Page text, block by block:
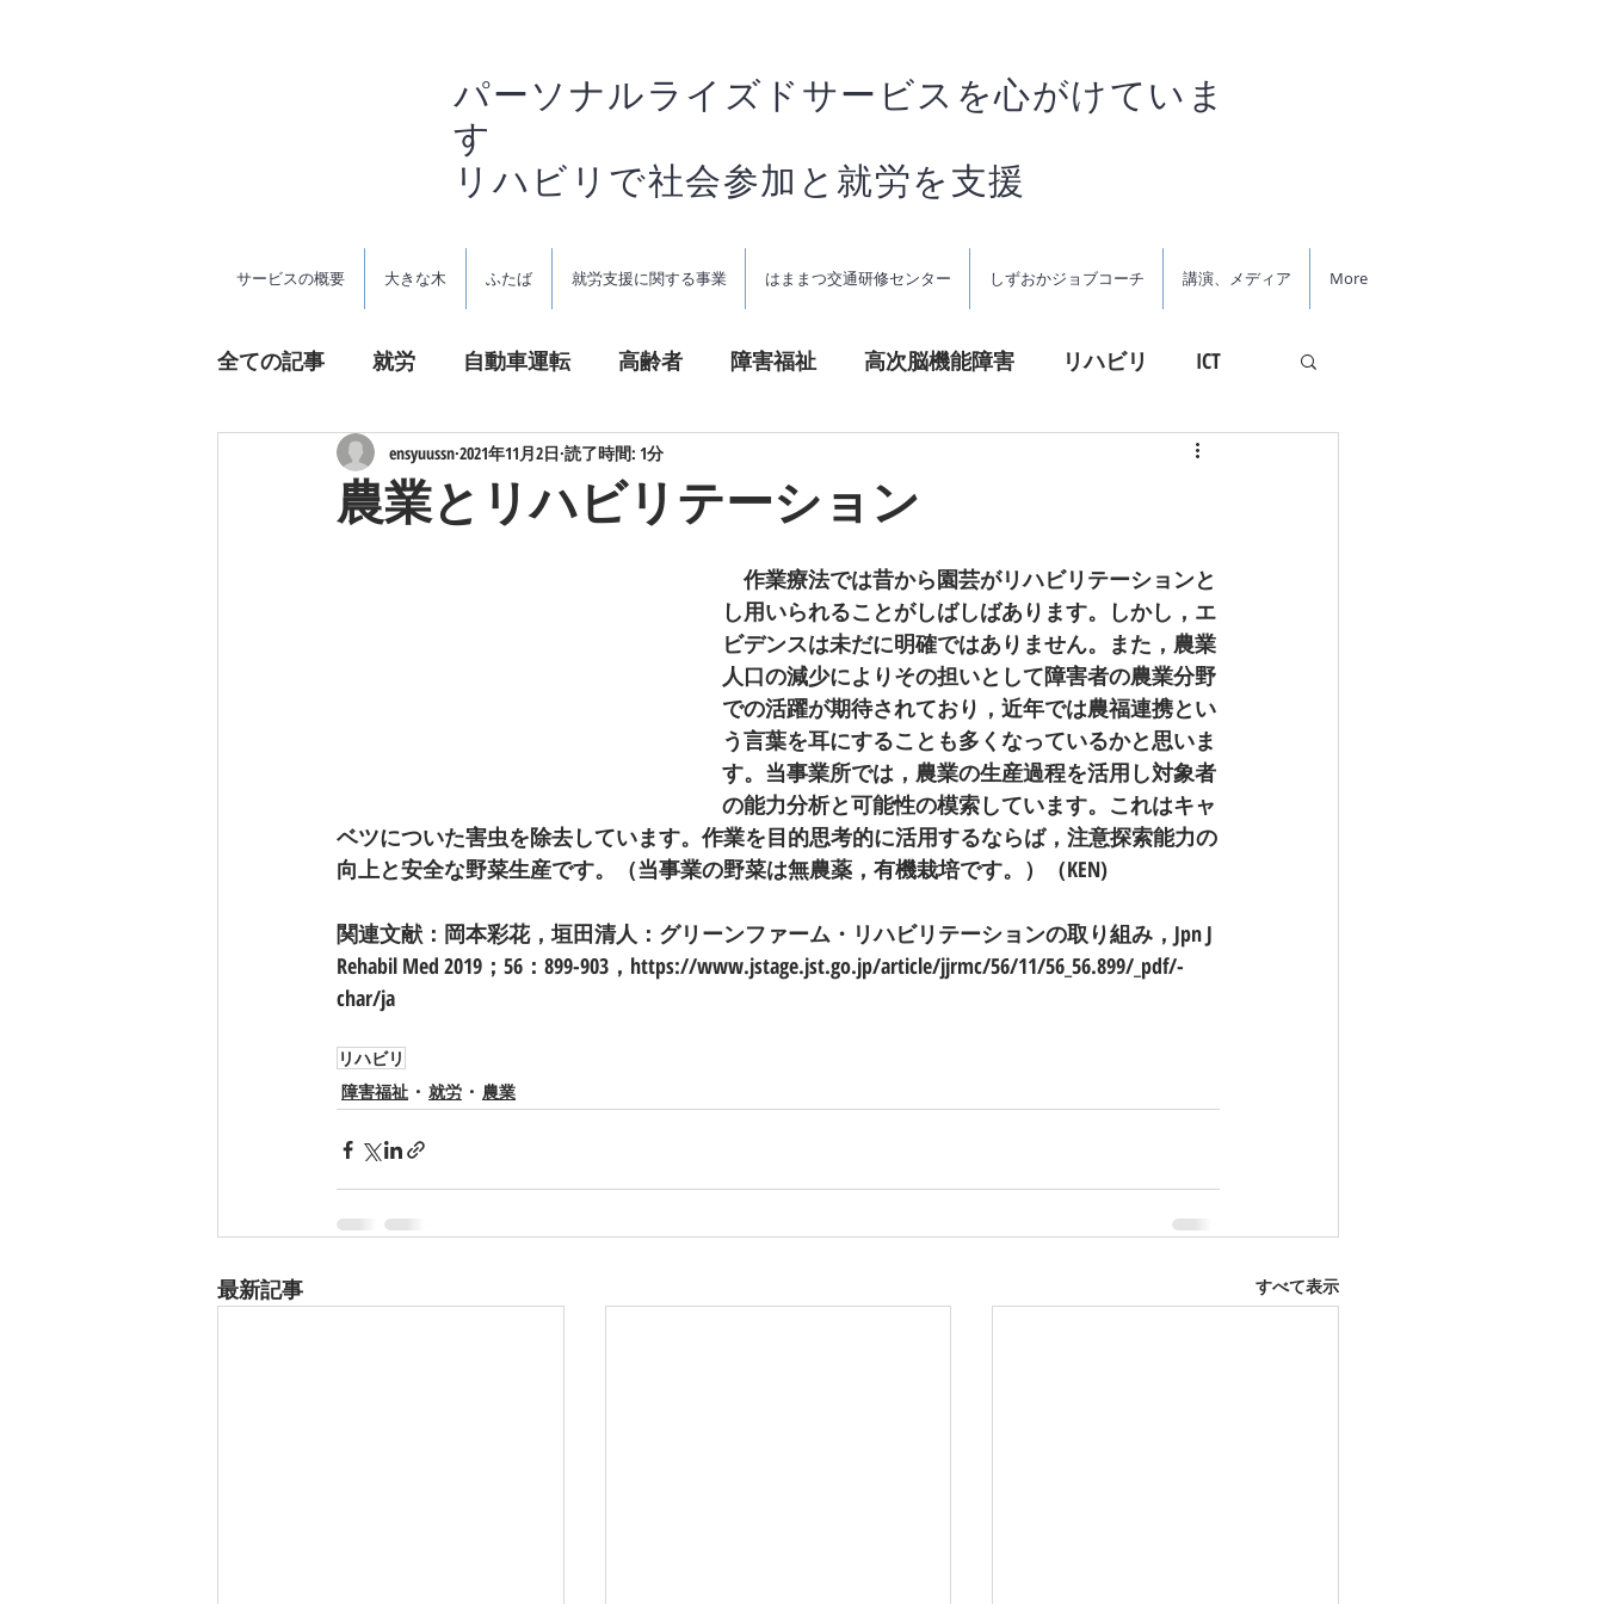
パーソナルライズドサービスを心がけていま
す
リハビリで社会参加と就労を支援
サービスの概要 大きな木 ふたば 就労支援に関する事業 はままつ交通研修センター しずおかジョブコーチ 講演、メディア More
全ての記事 就労 自動車運転 高齢者 障害福祉 高次脳機能障害 リハビリ ICT
発達障害
農業とリハビリテーション
ensyuussn 2021年11月2日 読了時間: 1分
作業療法では昔から園芸がリハビリテーションと
し用いられることがしばしばあります。しかし，エ
ビデンスは未だに明確ではありません。また，農業
人口の減少によりその担いとして障害者の農業分野
での活躍が期待されており，近年では農福連携とい
う言葉を耳にすることも多くなっているかと思いま
す。当事業所では，農業の生産過程を活用し対象者
の能力分析と可能性の模索しています。これはキャ
ベツについた害虫を除去しています。作業を目的思考的に活用するならば，注意探索能力の
向上と安全な野菜生産です。（当事業の野菜は無農薬，有機栽培です。）（KEN)
関連文献：岡本彩花，垣田清人：グリーンファーム・リハビリテーションの取り組み，Jpn J
Rehabil Med 2019；56：899-903，https://www.jstage.jst.go.jp/article/jjrmc/56/11/56_56.899/_pdf/-
char/ja
リハビリ
障害福祉
就労 農業
最新記事 すべて表示